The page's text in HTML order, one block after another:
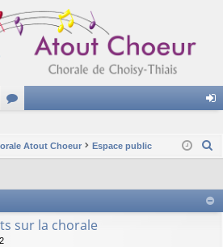
u ne
on
Atout Choeur Espace public
sur la chorale
2